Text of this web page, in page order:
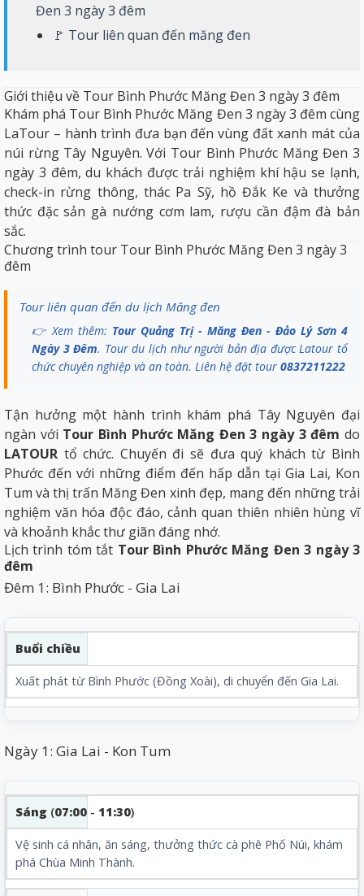
Đen 3 ngày 3 đêm
🚩 Tour liên quan đến măng đen
Giới thiệu về Tour Bình Phước Măng Đen 3 ngày 3 đêm
Khám phá Tour Bình Phước Măng Đen 3 ngày 3 đêm cùng
LaTour – hành trình đưa bạn đến vùng đất xanh mát của
núi rừng Tây Nguyên. Với Tour Bình Phước Măng Đen 3
ngày 3 đêm, du khách được trải nghiệm khí hậu se lạnh,
check-in rừng thông, thác Pa Sỹ, hồ Đắk Ke và thưởng
thức đặc sản gà nướng cơm lam, rượu cần đậm đà bản
sắc.
Chương trình tour Tour Bình Phước Măng Đen 3 ngày 3
đêm
Tour liên quan đến du lịch Măng đen
👉 Xem thêm: Tour Quảng Trị - Măng Đen - Đảo Lý Sơn 4
Ngày 3 Đêm. Tour du lịch như người bản địa được Latour tổ
chức chuyên nghiệp và an toàn. Liên hệ đặt tour 0837211222
Tận hưởng một hành trình khám phá Tây Nguyên đại
ngàn với Tour Bình Phước Măng Đen 3 ngày 3 đêm do
LATOUR tổ chức. Chuyến đi sẽ đưa quý khách từ Bình
Phước đến với những điểm đến hấp dẫn tại Gia Lai, Kon
Tum và thị trấn Măng Đen xinh đẹp, mang đến những trải
nghiệm văn hóa độc đáo, cảnh quan thiên nhiên hùng vĩ
và khoảnh khắc thư giãn đáng nhớ.
Lịch trình tóm tắt Tour Bình Phước Măng Đen 3 ngày 3
đêm
Đêm 1: Bình Phước - Gia Lai
Buổi chiều
Xuất phát từ Bình Phước (Đồng Xoài), di chuyển đến Gia Lai.
Ngày 1: Gia Lai - Kon Tum
Sáng (07:00 - 11:30)
Vệ sinh cá nhân, ăn sáng, thưởng thức cà phê Phố Núi, khám
phá Chùa Minh Thành.